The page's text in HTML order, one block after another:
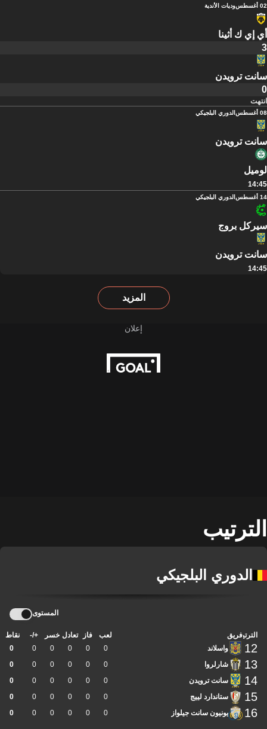
02 أغسطس وديات الأندية
أي إي ك أثينا
3
سانت ترويدن
0
انتهت
08 أغسطس الدوري البلجيكي
سانت ترويدن
لوميل
14:45
14 أغسطس الدوري البلجيكي
سيركل بروج
سانت ترويدن
14:45
المزيد
الترتيب
الدوري البلجيكي
المستوى
الترتيبفريق لعب فاز تعادل خسر +/- نقاط
12 واسلاند 0
0
0
0
0
0
13 شارلروا 0
0
0
0
0
0
14 سانت ترويدن 0
0
0
0
0
0
15 ستاندارد لييج 0
0
0
0
0
0
16 يونيون سانت جيلواز 0
0
0
0
0
0